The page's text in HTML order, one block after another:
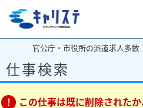
官公庁・市役所の派遣求人多数
仕事検索
この仕事は既に削除された